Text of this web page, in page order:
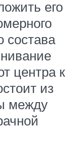
его
состава
центра к
из
между